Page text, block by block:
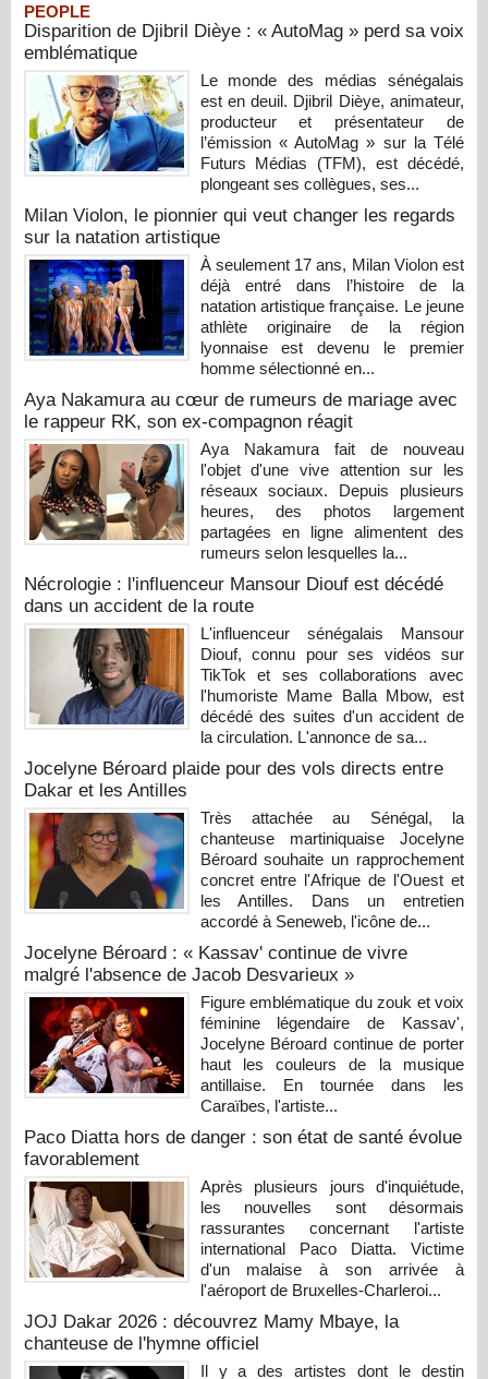
PEOPLE
Disparition de Djibril Dièye : « AutoMag » perd sa voix
emblématique
Le monde des médias sénégalais
est en deuil. Djibril Dièye, animateur,
producteur et présentateur de
l’émission « AutoMag » sur la Télé
Futurs Médias (TFM), est décédé,
plongeant ses collègues, ses...
Milan Violon, le pionnier qui veut changer les regards
sur la natation artistique
À seulement 17 ans, Milan Violon est
déjà entré dans l’histoire de la
natation artistique française. Le jeune
athlète originaire de la région
lyonnaise est devenu le premier
homme sélectionné en...
Aya Nakamura au cœur de rumeurs de mariage avec
le rappeur RK, son ex-compagnon réagit
Aya Nakamura fait de nouveau
l'objet d'une vive attention sur les
réseaux sociaux. Depuis plusieurs
heures, des photos largement
partagées en ligne alimentent des
rumeurs selon lesquelles la...
Nécrologie : l'influenceur Mansour Diouf est décédé
dans un accident de la route
L'influenceur sénégalais Mansour
Diouf, connu pour ses vidéos sur
TikTok et ses collaborations avec
l'humoriste Mame Balla Mbow, est
décédé des suites d'un accident de
la circulation. L'annonce de sa...
Jocelyne Béroard plaide pour des vols directs entre
Dakar et les Antilles
Très attachée au Sénégal, la
chanteuse martiniquaise Jocelyne
Béroard souhaite un rapprochement
concret entre l'Afrique de l'Ouest et
les Antilles. Dans un entretien
accordé à Seneweb, l'icône de...
Jocelyne Béroard : « Kassav' continue de vivre
malgré l'absence de Jacob Desvarieux »
Figure emblématique du zouk et voix
féminine légendaire de Kassav',
Jocelyne Béroard continue de porter
haut les couleurs de la musique
antillaise. En tournée dans les
Caraïbes, l'artiste...
Paco Diatta hors de danger : son état de santé évolue
favorablement
Après plusieurs jours d'inquiétude,
les nouvelles sont désormais
rassurantes concernant l'artiste
international Paco Diatta. Victime
d'un malaise à son arrivée à
l'aéroport de Bruxelles-Charleroi...
JOJ Dakar 2026 : découvrez Mamy Mbaye, la
chanteuse de l'hymne officiel
Il y a des artistes dont le destin